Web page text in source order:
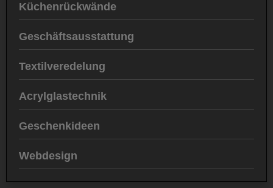
Küchenrückwände
Geschäftsausstattung
Textilveredelung
Acrylglastechnik
Geschenkideen
Webdesign